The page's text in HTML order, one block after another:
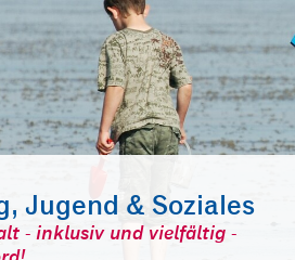
Jugend & Soziales
- inklusiv und vielfältig -